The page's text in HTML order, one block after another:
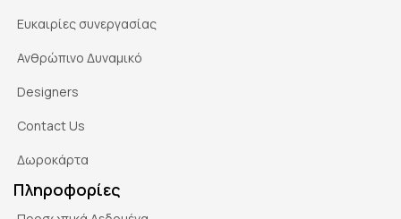
Ευκαιρίες συνεργασίας
Ανθρώπινο Δυναμικό
Designers
Contact Us
Δωροκάρτα
Πληροφορίες